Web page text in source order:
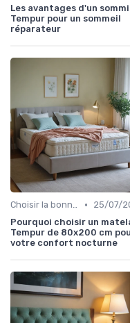
Les avantages d'un
Tempur pour un sommeil
réparateur
Choisir la bonne taille •
25/07/
Pourquoi choisir un
Tempur de 80x200 cm
votre confort nocturne